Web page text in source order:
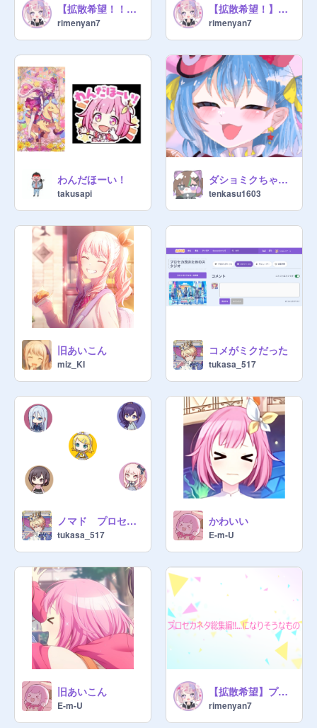
@Syrk_NP
@douti_ditective
@Conan-douti
@E-m-U
@s_e-Ka
@tukasa_birthday
@n_e-n_e
@ miz_KI
@tenkasu1603
@A-H-Organization
@tyemma
@ yosibana-na
@
@haruuuup
@mibukaneko
@goziraaaaaaaaaaaaa
@yosibana-na
@AO_1818
susi_72-o
teiomakkuin
@tukasa_517
@ Rua_11
@UxALT-NOAZOCS
@onpu56
@
@touhu--
【拡散希望！！】プロセカ イラストでひとこと!!パート1
rimenyan7
【拡散希望！】みのりと話そう！
rimenyan7
わんだほーい！
takusapi
ダショミクちゃん！
tenkasu1603
旧あいこん
miz_KI
コメがミクだった
tukasa_517
ノマド プロセカ 作業用BGM
tukasa_517
かわいい
E-m-U
旧あいこん
E-m-U
【拡散希望】プロセカネタ総集編になる予定のもの
rimenyan7